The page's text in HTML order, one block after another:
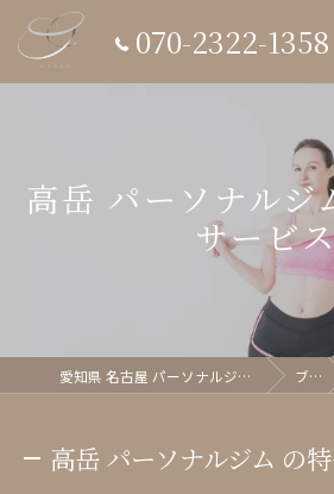
070-2322-1358
高岳 パーソナルジ
サービ
愛知県 名古屋 パーソナルジム glish《グリッシュ》 ブログ
高岳 パーソナルジム の